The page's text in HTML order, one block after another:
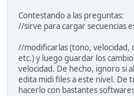
Contestando a las preguntas:
//sirve para cargar secuencias
//modificarlas (tono, velocidad,
etc.) y luego guardar los
velocidad. De hecho, ignoro si
edita midi files a este nivel. De
hacerlo con bastantes